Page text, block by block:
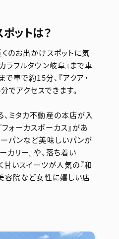
ットは？
のお出かけスポットに気
ラフルタウン岐阜』まで車
車で約15分、『アクア・
でアクセスできます。
ミタカ不動産の本店が入
ォーカスポーカス』があ
パンなど美味しいパンが
カリー』や、落ち着い
いスイーツが人気の『和
容院など女性に嬉しい店